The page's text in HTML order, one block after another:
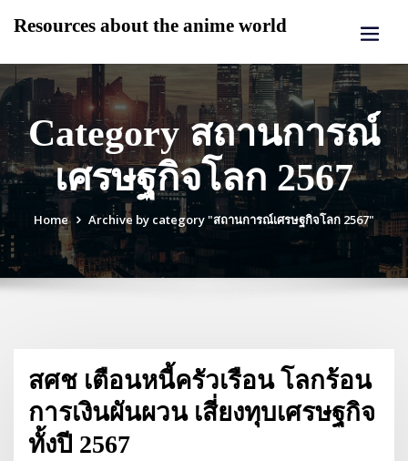
Resources about the anime world
Category สถานการณ์
เศรษฐกิจโลก 2567
Home Archive by category "สถานการณ์เศรษฐกิจโลก 2567"
สศช เตือนหนี้ครัวเรือน โลกร้อน
การเงินผันผวน เสี่ยงทุบเศรษฐกิจ
ทั้งปี 2567